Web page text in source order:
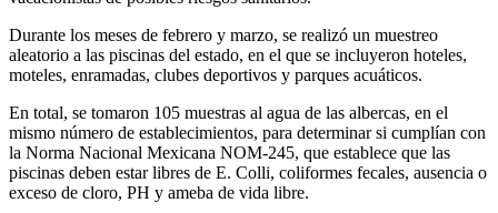
Durante los meses de febrero y marzo, se realizó un muestreo
aleatorio a las piscinas del estado, en el que se incluyeron hoteles,
moteles, enramadas, clubes deportivos y parques acuáticos.
En total, se tomaron 105 muestras al agua de las albercas, en el
mismo número de establecimientos, para determinar si cumplían con
la Norma Nacional Mexicana NOM-245, que establece que las
piscinas deben estar libres de E. Colli, coliformes fecales, ausencia o
exceso de cloro, PH y ameba de vida libre.